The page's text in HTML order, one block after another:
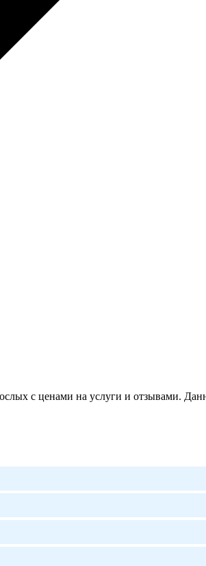
с ценами на услуги и отзывами.